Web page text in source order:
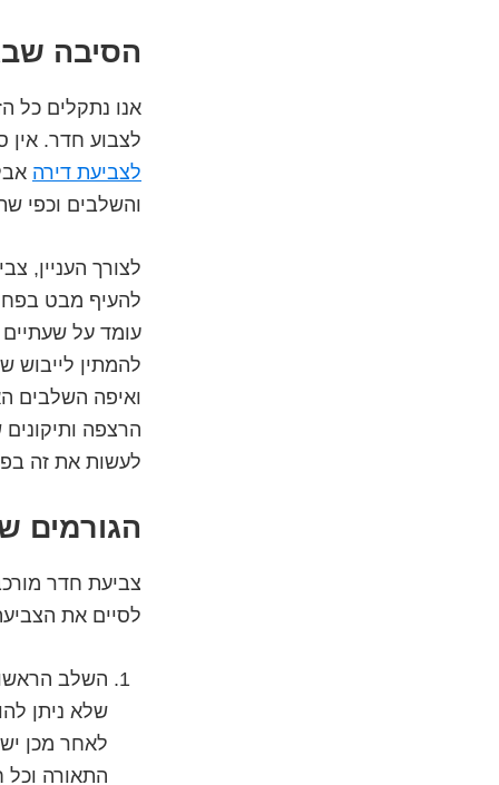
הסיבה
אנו נתקלים כל
לצבוע חדר.
לצביעת דירה
והשלבים וכפי
לצורך העניין,
להעיף מבט בפח
עומד על
להמתין לייבוש
ואיפה השלבים
הרצפה
לעשות את זה
הגורמים
צביעת חדר
לסיים את
השלב
שלא ניתן
לאחר מכן יש
התאורה